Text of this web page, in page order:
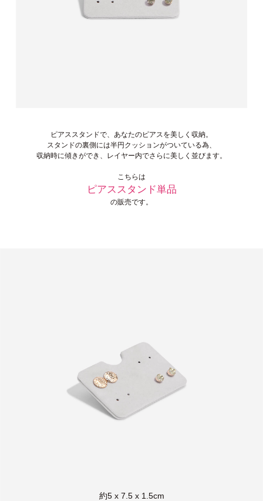
ピアススタンドで、あなたのピアスを美しく収納。
スタンドの裏側には半円クッションがついている為、
収納時に傾きができ、レイヤー内でさらに美しく並びます。
こちらは
ピアススタンド単品
の販売です。
約5 x 7.5 x 1.5cm